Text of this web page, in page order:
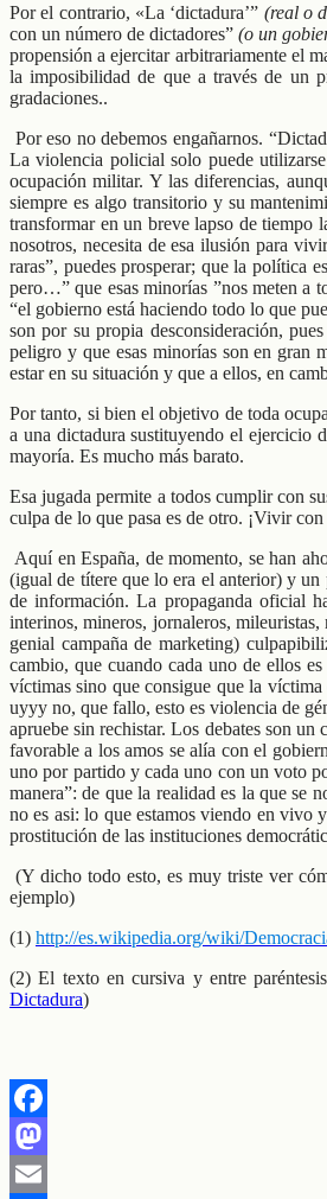
Por el contrario, «La ‘dictadura’” (real o
con un número de dictadores” (o un
propensión a ejercitar arbitrariamente el
la imposibilidad de que a través de un
gradaciones..
Por eso no debemos engañarnos.
La violencia policial solo puede
ocupación militar. Y las diferencias,
siempre es algo transitorio y su
transformar en un breve lapso de
nosotros, necesita de esa ilusión para
raras”, puedes prosperar; que la política
pero…” que esas minorías ”nos meten a
“el gobierno está haciendo todo lo que
son por su propia desconsideración,
peligro y que esas minorías son en gran
estar en su situación y que a ellos, en
Por tanto, si bien el objetivo de toda
a una dictadura sustituyendo el ejercicio
mayoría. Es mucho más barato.
Esa jugada permite a todos cumplir con
culpa de lo que pasa es de otro. ¡Vivir
Aquí en España, de momento, se han
(igual de títere que lo era el anterior) y
de información. La propaganda oficial
interinos, mineros, jornaleros,
genial campaña de marketing)
cambio, que cuando cada uno de ellos
víctimas sino que consigue que la
uyyy no, que fallo, esto es violencia de
apruebe sin rechistar. Los debates son
favorable a los amos se alía con el
uno por partido y cada uno con un voto
manera”: de que la realidad es la que se
no es asi: lo que estamos viendo en vivo
prostitución de las instituciones
(Y dicho todo esto, es muy triste ver
ejemplo)
(1) http://es.wikipedia.org/wiki/
(2) El texto en cursiva y entre
Dictadura)
Facebook
Mastodon